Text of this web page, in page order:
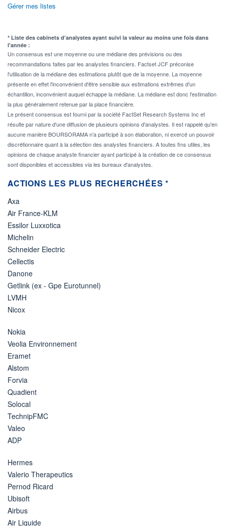
Gérer mes listes
* Liste des cabinets d'analystes ayant suivi la valeur au moins une fois dans
l'année :
Un consensus est une moyenne ou une médiane des prévisions ou des
recommandations faites par les analystes financiers. Factset JCF préconise
l'utilisation de la médiane des estimations plutôt que de la moyenne. La moyenne
présente en effet l'inconvénient d'être sensible aux estimations extrêmes d'un
échantillon, inconvénient auquel échappe la médiane. La médiane est donc l'estimation
la plus généralement retenue par la place financière.
Le présent consensus est fourni par la société FactSet Research Systems Inc et
résulte par nature d'une diffusion de plusieurs opinions d'analystes. Il est rappelé qu'en
aucune manière BOURSORAMA n'a participé à son élaboration, ni exercé un pouvoir
discrétionnaire quant à la sélection des analystes financiers. A toutes fins utiles, les
opinions de chaque analyste financier ayant participé à la création de ce consensus
sont disponibles et accessibles via les bureaux d'analystes.
ACTIONS LES PLUS RECHERCHÉES *
Axa
Air France-KLM
Essilor Luxxotica
Michelin
Schneider Electric
Cellectis
Danone
Getlink (ex - Gpe Eurotunnel)
LVMH
Nicox
Nokia
Veolia Environnement
Eramet
Alstom
Forvia
Quadient
Solocal
TechnipFMC
Valeo
ADP
Hermes
Valerio Therapeutics
Pernod Ricard
Ubisoft
Airbus
Air Liquide